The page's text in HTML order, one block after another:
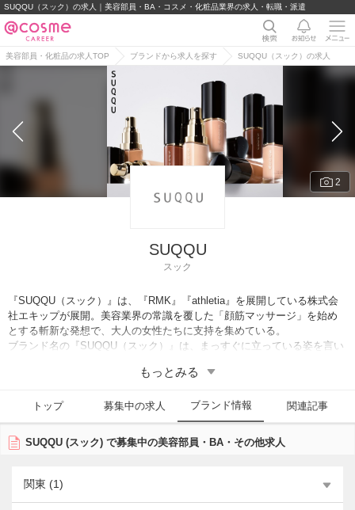
SUQQU（スック）の求人｜美容部員・BA・コスメ・化粧品業界の求人・転職・派遣
美容部員・化粧品の求人TOP ブランドから求人を探す SUQQU（スック）の求人
2
SUQQU
スック
『SUQQU（スック）』は、『RMK』『athletia』を展開している株式会
社エキップが展開。美容業界の常識を覆した「顔筋マッサージ」を始め
とする斬新な発想で、大人の女性たちに支持を集めている。
ブランド名の『SUQQU（スック）』は、まっすぐに立っている姿を言い
立したマインドを表している。個性の輝きを引き出し、その旬を更新す
ンケアからメイクアップまで、内側からにじみ出るような艶を操り、大
人の肌にも溶け込むような緻密に計算された色使いなど、日本人らしい
繊細な美意識がSUQQU（スック）の魅力。
アットコスメキャリアでは欠員が出た店舗・エリアで美容部員の求人が
もっとみる
トップ 募集中の求人 ブランド情報 関連記事
SUQQU (スック) で募集中の美容部員・BA・その他求人
関東 (1)